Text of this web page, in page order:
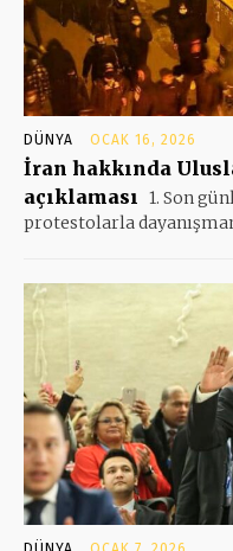
DÜNYA OCAK 16, 2026
İran hakkında
açıklaması
1. Son
protestolarla